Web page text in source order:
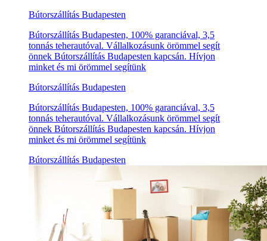
Bútorszállítás Budapesten
Bútorszállítás Budapesten, 100% garanciával, 3,5
tonnás teherautóval. Vállalkozásunk örömmel segít
önnek Bútorszállítás Budapesten kapcsán. Hívjon
minket és mi örömmel segítünk
Bútorszállítás Budapesten
Bútorszállítás Budapesten, 100% garanciával, 3,5
tonnás teherautóval. Vállalkozásunk örömmel segít
önnek Bútorszállítás Budapesten kapcsán. Hívjon
minket és mi örömmel segítünk
Bútorszállítás Budapesten